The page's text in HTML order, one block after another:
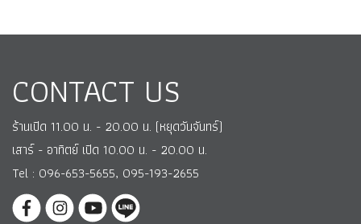
CONTACT US
ร้านเปิด 11.00 น. - 20.00 น. (หยุดวันจันทร์)
เสาร์ - อาทิตย์ เปิด 10.00 น. - 20.00 น.
Tel : 096-653-5655, 095-193-2655